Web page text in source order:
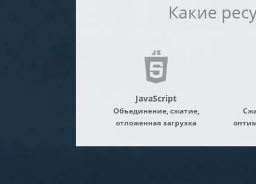
Какие
JavaScript
Объединение, сжатие,
отложенная загрузка